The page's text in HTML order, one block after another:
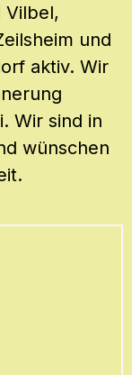
Vilbel,
und
aktiv. Wir
Wir sind in
wünschen